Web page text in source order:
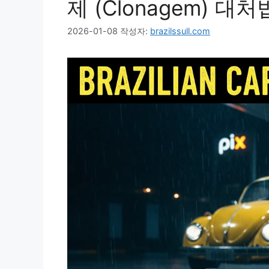
제 (Clonagem) 대처
2026-01-08 작성자: brazilssull.com